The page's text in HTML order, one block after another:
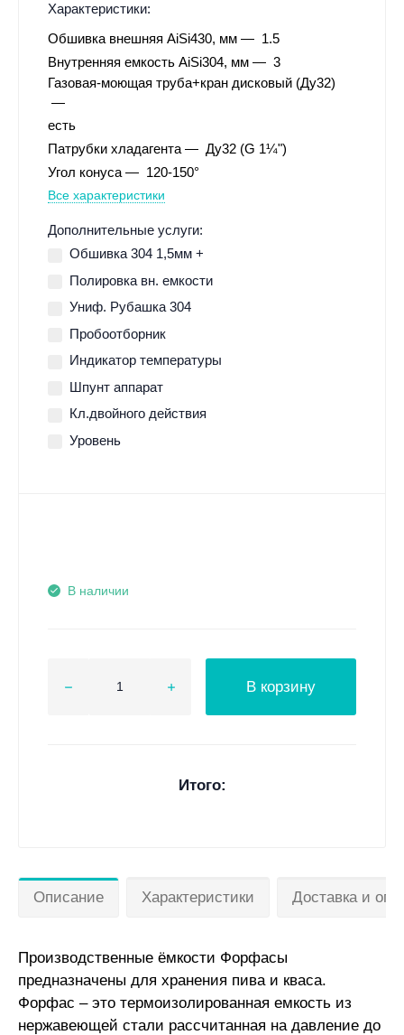
Характеристики:
Обшивка внешняя AiSi430, мм
1.5
Внутренняя емкость AiSi304, мм
3
Газовая-моющая труба+кран дисковый (Ду32)
есть
Патрубки хладагента
Ду32 (G 1¼")
Угол конуса
120-150°
Все характеристики
Дополнительные услуги:
Обшивка 304 1,5мм +
Полировка вн. емкости
Униф. Рубашка 304
Пробоотборник
Индикатор температуры
Шпунт аппарат
Кл.двойного действия
Уровень
В наличии
В корзину
Итого:
Описание Характеристики Доставка и
Производственные ёмкости Форфасы
предназначены для хранения пива и кваса.
Форфас – это термоизолированная емкость из
нержавеющей стали рассчитанная на давление до